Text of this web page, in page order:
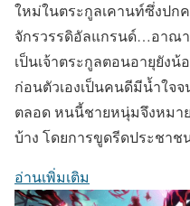
ใหม่ในตระกูลเคานท์ซึ่งปก
จักรวรรดิอัลแกรนด์…อาณา
เป็นเจ้าตระกูลตอนอายุยัง
ก่อนตัวเองเป็นคนดีมีน้ำใจจ
ตลอด หนนี้ชายหนุ่มจึงหมา
บ้าง โดยการขูดรีดประชาช
อ่านเพิ่มเติม